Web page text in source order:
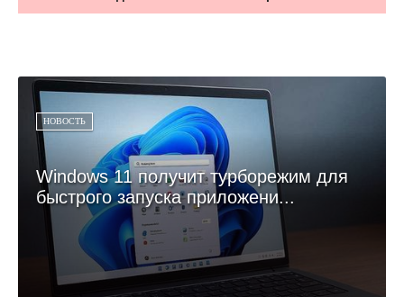
НОВОСТЬ
Windows 11 получит турборежим для
быстрого запуска приложени...